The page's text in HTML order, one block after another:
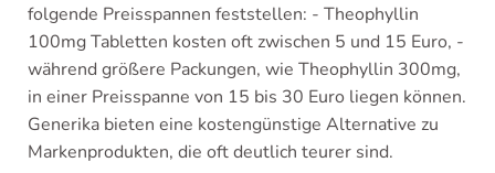
folgende Preisspannen feststellen: - Theophyllin
100mg Tabletten kosten oft zwischen 5 und 15 Euro, -
während größere Packungen, wie Theophyllin 300mg,
in einer Preisspanne von 15 bis 30 Euro liegen können.
Generika bieten eine kostengünstige Alternative zu
Markenprodukten, die oft deutlich teurer sind.